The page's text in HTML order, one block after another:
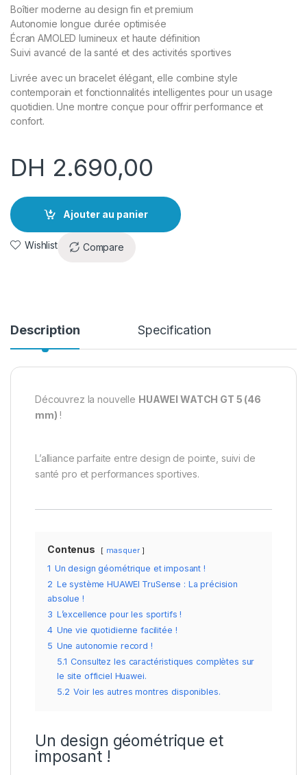
Boîtier moderne au design fin et premium
Autonomie longue durée optimisée
Écran AMOLED lumineux et haute définition
Suivi avancé de la santé et des activités sportives
Livrée avec un bracelet élégant, elle combine style
contemporain et fonctionnalités intelligentes pour un usage
quotidien. Une montre conçue pour offrir performance et
confort.
DH 2.690,00
Ajouter au panier
Wishlist Compare
Description Specification
Découvrez la nouvelle HUAWEI WATCH GT 5 (46
mm) !
L’alliance parfaite entre design de pointe, suivi de
santé pro et performances sportives.
Contenus masquer
1 Un design géométrique et imposant !
2 Le système HUAWEI TruSense : La précision
absolue !
3 L’excellence pour les sportifs !
4 Une vie quotidienne facilitée !
5 Une autonomie record !
5.1 Consultez les caractéristiques complètes sur
le site officiel Huawei.
5.2 Voir les autres montres disponibles.
Un design géométrique et
imposant !